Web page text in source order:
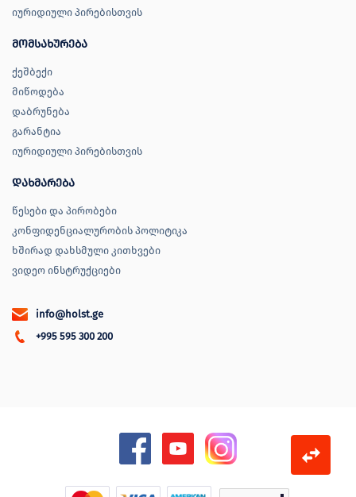
იურიდიული პირებისთვის
მომსახურება
ქეშბექი
მიწოდება
დაბრუნება
გარანტია
იურიდიული პირებისთვის
დახმარება
წესები და პირობები
კონფიდენციალურობის პოლიტიკა
ხშირად დახსმული კითხვები
ვიდეო ინსტრუქციები
info@holst.ge
+995 595 300 200